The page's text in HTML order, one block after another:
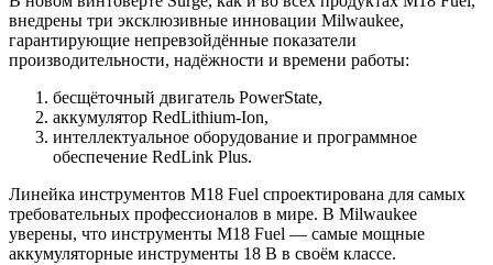
внедрены три эксклюзивные инновации Milwaukee,
гарантирующие непревзойдённые показатели
производительности, надёжности и времени работы:
бесщёточный двигатель PowerState,
аккумулятор RedLithium-Ion,
интеллектуальное оборудование и программное
обеспечение RedLink Plus.
Линейка инструментов M18 Fuel спроектирована для самых
требовательных профессионалов в мире. В Milwaukee
уверены, что инструменты M18 Fuel — самые мощные
аккумуляторные инструменты 18 В в своём классе.